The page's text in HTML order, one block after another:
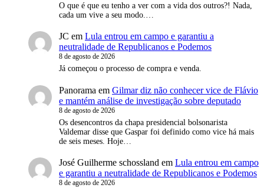
O que é que eu tenho a ver com a vida dos outros?! Nada,
cada um vive a seu modo.…
JC em Lula entrou em campo e garantiu a
neutralidade de Republicanos e Podemos
8 de agosto de 2026
Já começou o processo de compra e venda.
Panorama em Gilmar diz não conhecer vice de Flávio
e mantém análise de investigação sobre deputado
8 de agosto de 2026
Os desencontros da chapa presidencial bolsonarista
Valdemar disse que Gaspar foi definido como vice há mais
de seis meses. Hoje…
José Guilherme schossland em Lula entrou em campo
e garantiu a neutralidade de Republicanos e Podemos
8 de agosto de 2026